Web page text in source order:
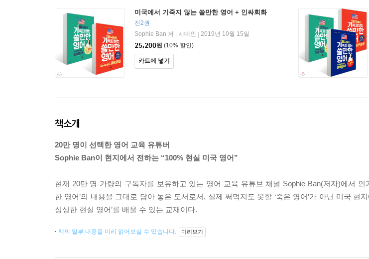
미국에서 기죽지 않는 쓸만한 영어 + 인싸회화
전2권
Sophie Ban 저
시대인
2019년 10월 15일
25,200원 (10% 할인)
카트에 넣기
책소개
20만 명이 선택한 영어 교육 유튜버
Sophie Ban이 현지에서 전하는 “100% 현실 미국 영어”
현재 20만 명 가량의 구독자를 보유하고 있는 영어 교육 유튜브 채널 Sophie Ban(저자)에서
한 영어’의 내용을 그대로 담아 놓은 도서로서, 실제 써먹지도 못할 ‘죽은 영어’가 아닌 미국 현
싱싱한 현실 영어’를 배울 수 있는 교재이다.
책의 일부 내용을 미리 읽어보실 수 있습니다. 미리보기